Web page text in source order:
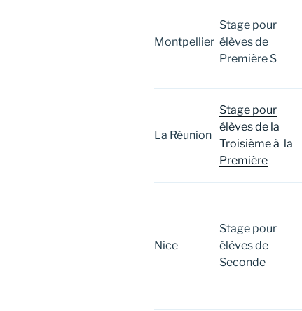
Montpellier
Stage pour
élèves de
Première S
La Réunion
Stage pour
élèves de la
Troisième à la
Première
Nice
Stage pour
élèves de
Seconde